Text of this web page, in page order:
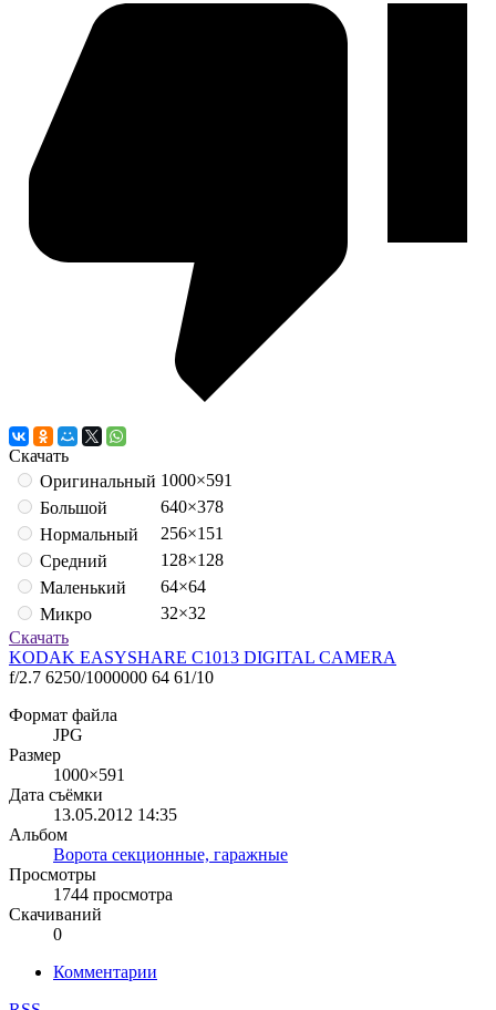
Скачать
Оригинальный 1000×591
Большой
640×378
Нормальный
256×151
Средний
128×128
Маленький
64×64
Микро
32×32
Скачать
KODAK EASYSHARE C1013 DIGITAL CAMERA
f/2.7 6250/1000000 64 61/10
Формат файла
JPG
Размер
1000×591
Дата съёмки
13.05.2012 14:35
Альбом
Ворота секционные, гаражные
Просмотры
1744 просмотра
Скачиваний
0
Комментарии